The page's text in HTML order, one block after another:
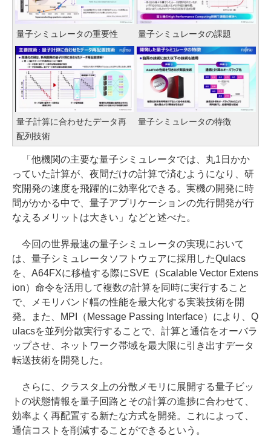
量子シミュレータの重要性 量子シミュレータの課題
量子計算に合わせたデータ再
配列技術
量子シミュレータの特徴
「他機関の主要な量子シミュレータでは、丸1日かか
っていた計算が、夜間だけの計算で済むようになり、研
究開発の速度を飛躍的に効率化できる。実機の開発に時
間がかかる中で、量子アプリケーションの先行開発が行
なえるメリットは大きい」などと述べた。
今回の世界最速の量子シミュレータの実現において
は、量子シミュレータソフトウェアに採用したQulacs
を、A64FXに移植する際にSVE（Scalable Vector Extens
ion）命令を活用して複数の計算を同時に実行すること
で、メモリバンド幅の性能を最大化する実装技術を開
発。また、MPI（Message Passing Interface）により、Q
ulacsを並列分散実行することで、計算と通信をオーバラ
ップさせ、ネットワーク帯域を最大限に引き出すデータ
転送技術を開発した。
さらに、クラスタ上の分散メモリに展開する量子ビッ
トの状態情報を量子回路とその計算の進捗に合わせて、
効率よく再配置する新たな方式を開発。これによって、
通信コストを削減することができるという。